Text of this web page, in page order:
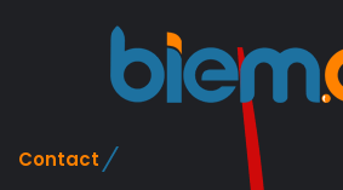
Contact